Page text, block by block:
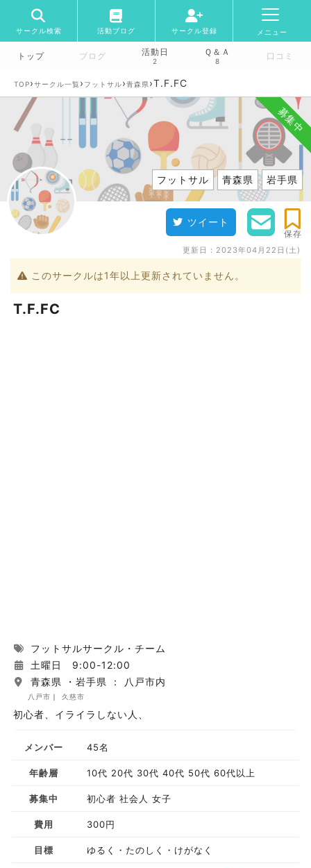
サークル検索 活動ブログ サークル登録 メニュー
トップ ブログ 活動日
2
Ｑ＆Ａ
8 口コミ
TOP›サークル一覧 › フットサル›青森県›T.F.FC
募集中
フットサル 青森県 岩手県
ツイート
保存
更新日： 2023年04月22日(土)
このサークルは1年以上更新されていません。
T.F.FC
フットサルサークル・チーム
土曜日 9:00-12:00
青森県 ・岩手県 ： 八戸市内
八戸市 久慈市
初心者、イライラしない人、
メンバー 45名
年齢層 10代 20代 30代 40代 50代 60代以上
募集中 初心者 社会人 女子
費用 300円
目標 ゆるく・たのしく・けがなく